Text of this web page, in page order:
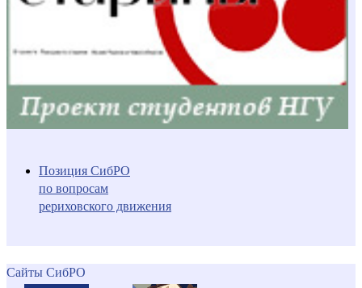
Позиция СибРО
по вопросам
рериховского движения
Сайты СибРО